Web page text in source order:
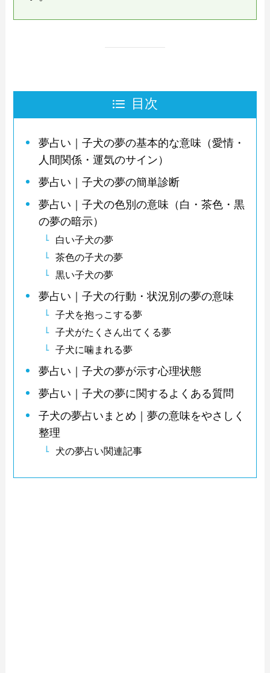
目次
夢占い｜子犬の夢の基本的な意味（愛情・
人間関係・運気のサイン）
夢占い｜子犬の夢の簡単診断
夢占い｜子犬の色別の意味（白・茶色・黒
の夢の暗示）
白い子犬の夢
茶色の子犬の夢
黒い子犬の夢
夢占い｜子犬の行動・状況別の夢の意味
子犬を抱っこする夢
子犬がたくさん出てくる夢
子犬に噛まれる夢
夢占い｜子犬の夢が示す心理状態
夢占い｜子犬の夢に関するよくある質問
子犬の夢占いまとめ｜夢の意味をやさしく
整理
犬の夢占い関連記事